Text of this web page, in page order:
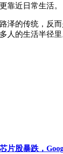
靠近日常生活。
泽的传统，反
人的生活半径里
片股暴跌，